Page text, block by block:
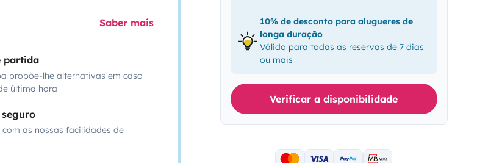
Saber mais
partida
propõe-lhe alternativas em caso
última hora
as nossas facilidades de
10% de desconto para alugueres de
longa duração
Válido para todas as reservas de 7 dias
ou mais
Verificar a disponibilidade